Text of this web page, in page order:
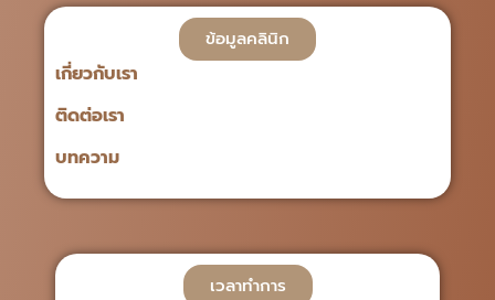
ข้อมูลคลินิก
เกี่ยวกับเรา
ติดต่อเรา
บทความ
เวลาทำการ